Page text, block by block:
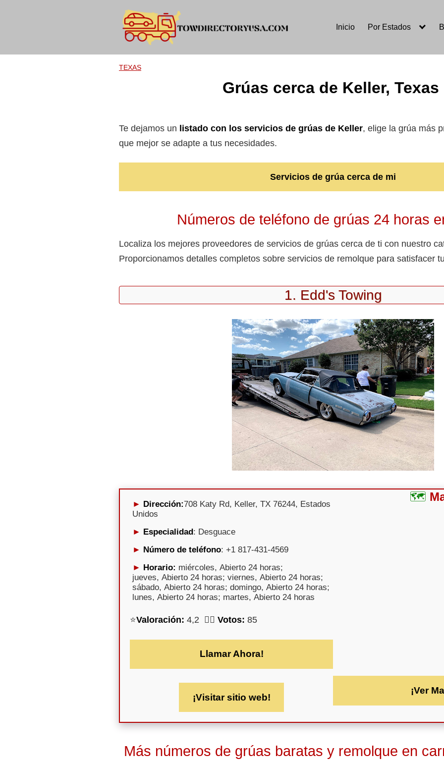
Inicio Por Estados
TEXAS
Grúas cerca de Keller, Texas
Te dejamos un listado con los servicios de grúas de Keller, elige la grúa más
que mejor se adapte a tus necesidades.
Servicios de grúa cerca de mi
Números de teléfono de grúas 24 horas
Localiza los mejores proveedores de servicios de grúas cerca de ti con nuestro
Proporcionamos detalles completos sobre servicios de remolque para satisfacer
1. Edd's Towing
Dirección:708 Katy Rd, Keller, TX 76244, Estados
Unidos
Especialidad: Desguace
Número de teléfono: +1 817-431-4569
Horario: miércoles, Abierto 24 horas;
jueves, Abierto 24 horas; viernes, Abierto 24 horas;
sábado, Abierto 24 horas; domingo, Abierto 24 horas;
lunes, Abierto 24 horas; martes, Abierto 24 horas
⭐Valoración: 4,2 🕵️‍♀️ Votos: 85
Llamar Ahora!
¡Visitar sitio web!
¡Ver
Más números de grúas baratas y remolque en